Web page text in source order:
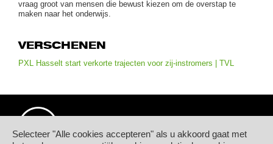
Selecteer "Alle cookies accepteren" als u akkoord gaat met
vraag groot van mensen die bewust kiezen om de overstap te
maken naar het onderwijs.
VERSCHENEN
PXL Hasselt start verkorte trajecten voor zij-instromers | TVL